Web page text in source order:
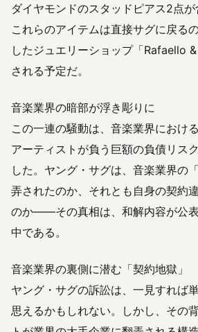
ダイヤモンドのスタッドピアス2点が
これらのアイテムは直接サグに戻る
したジュエリーショップ「Rafaello
される予定だ。
音楽業界の暗部が浮き彫りに
この一連の騒動は、音楽業界におけ
アーティストが負う巨額の負債リス
した。ヤング・サグは、音楽業界の
弄されたのか、それとも自身の契約
のか——その真相は、和解内容が公
中である。
音楽業界の裏側に潜む「契約地獄」
ヤング・サグの訴訟は、一見すれば
思えるかもしれない。しかし、その